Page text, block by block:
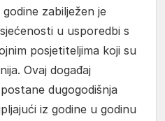
zabilježen je
u usporedbi s
posjetiteljima koji su
Ovaj događaj
dugogodišnja
iz godine u godinu